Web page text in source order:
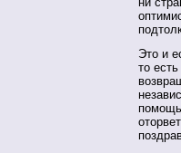
Это и
то